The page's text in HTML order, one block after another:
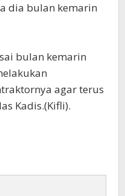
dia bulan kemarin
bulan kemarin
agar terus
Kadis.(Kifli).